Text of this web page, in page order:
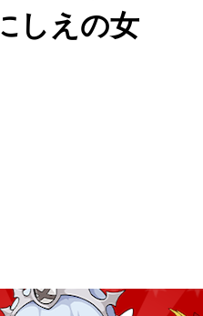
しえの女